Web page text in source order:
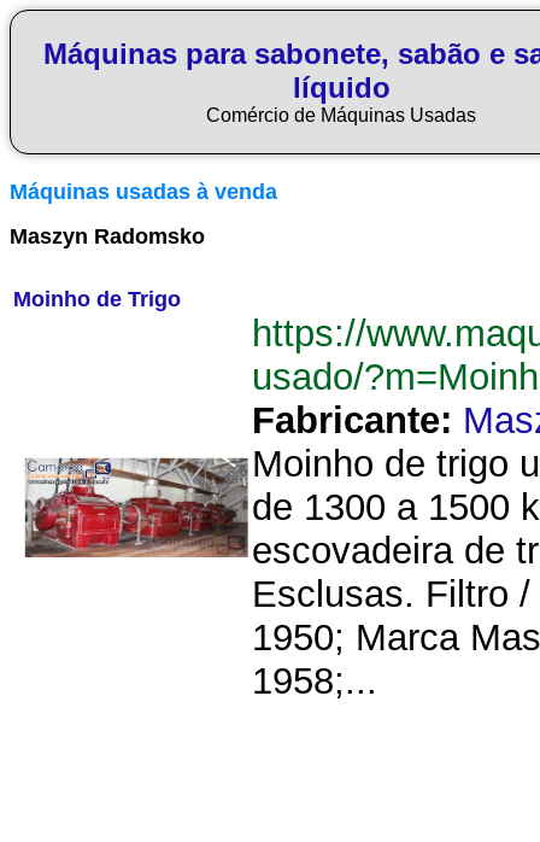
Máquinas para sabonete, sabão e
líquido
Comércio de Máquinas Usadas
Máquinas usadas à venda
Maszyn Radomsko
Moinho de Trigo
https://
usado/
Fabricante:
Moinho de trigo
de 1300 a 1500
escovadeira de
Esclusas. Filtro
1950; Marca
1958;...